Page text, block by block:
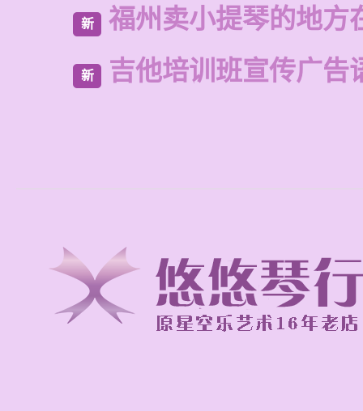
新 福州卖小提琴的地方
新 吉他培训班宣传广告